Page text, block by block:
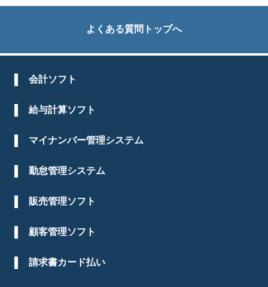
よくある質問トップへ
会計ソフト
給与計算ソフト
マイナンバー管理システム
勤怠管理システム
販売管理ソフト
顧客管理ソフト
請求書カード払い